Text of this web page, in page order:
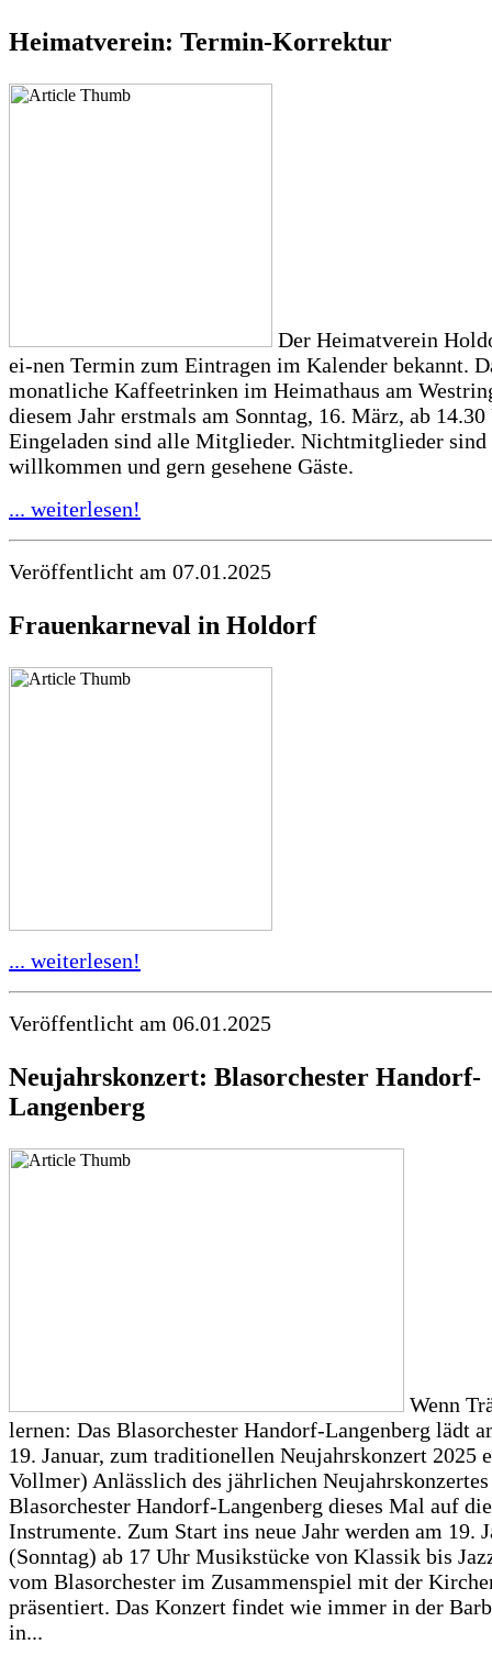
Heimatverein: Termin-Korrektur
Der Heimatverein
ei-nen Termin zum Eintragen im Kalender bekannt.
monatliche Kaffeetrinken im Heimathaus am
diesem Jahr erstmals am Sonntag, 16. März, ab
Eingeladen sind alle Mitglieder. Nichtmitglieder sind
willkommen und gern gesehene Gäste.
... weiterlesen!
Veröffentlicht am 07.01.2025
Frauenkarneval in Holdorf
... weiterlesen!
Veröffentlicht am 06.01.2025
Neujahrskonzert: Blasorchester Handorf-
Langenberg
Wenn
lernen: Das Blasorchester Handorf-Langenberg lädt
19. Januar, zum traditionellen Neujahrskonzert 2025
Vollmer) Anlässlich des jährlichen
Blasorchester Handorf-Langenberg dieses Mal auf
Instrumente. Zum Start ins neue Jahr werden am 19.
(Sonntag) ab 17 Uhr Musikstücke von Klassik bis
vom Blasorchester im Zusammenspiel mit der
präsentiert. Das Konzert findet wie immer in der
in...